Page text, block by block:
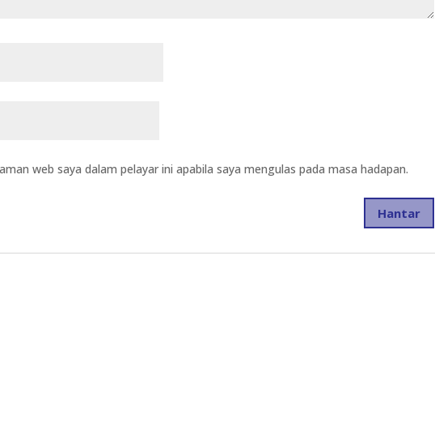
web saya dalam pelayar ini apabila saya mengulas pada masa hadapan.